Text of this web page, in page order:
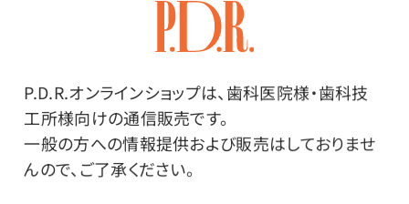
P.D.R.オンラインショップは、歯科医院様・歯科技
工所様向けの通信販売です。
一般の方への情報提供および販売はしておりませ
んので、ご了承ください。
高硬度パウダーで研磨時間短縮！レジン部はしっかり研
アクリルレジン床等、義歯床の仕上研磨用。
耐久性の高い希少シリカを100％使用。
研磨時間が半分に短縮。（当社比：天然硅砂と比較）